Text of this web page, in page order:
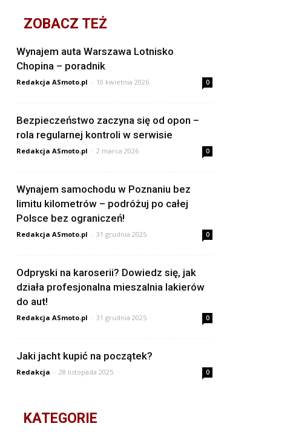
ZOBACZ TEŻ
Wynajem auta Warszawa Lotnisko
Chopina – poradnik
Redakcja ASmoto.pl - 10 kwietnia 2026 0
Bezpieczeństwo zaczyna się od opon –
rola regularnej kontroli w serwisie
Redakcja ASmoto.pl - 2 marca 2026 0
Wynajem samochodu w Poznaniu bez
limitu kilometrów – podróżuj po całej
Polsce bez ograniczeń!
Redakcja ASmoto.pl - 31 grudnia 2025 0
Odpryski na karoserii? Dowiedz się, jak
działa profesjonalna mieszalnia lakierów
do aut!
Redakcja ASmoto.pl - 31 grudnia 2025 0
Jaki jacht kupić na początek?
Redakcja - 28 listopada 2025 0
KATEGORIE